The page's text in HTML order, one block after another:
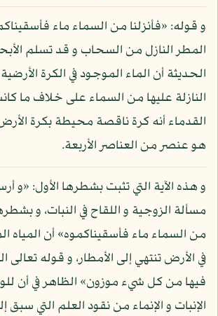
و قوله: «فأنزلنا من السماء ماء
المطر النازل من السحاب و قد تسلم
الحديثة أن الماء الموجود في الكرة
النازلة عليها من السماء على خلاف ما
القدماء أنه كرة ناقصة محيطة بكرة
هو عنصر من العناصر الأربعة.
و هذه الآية التي تثبت بشطرها الأول: «و
مسألة الزوجية و اللقاح في النبات، و
من السماء ماء فأسقيناكموه» أن المياه
في الأرض تنتهي إلى الأمطار، و قوله تعالى
فيها من كل شيء موزون» الظاهر في أن
الإنبات و الإنماء من نقود العلم التي سبق